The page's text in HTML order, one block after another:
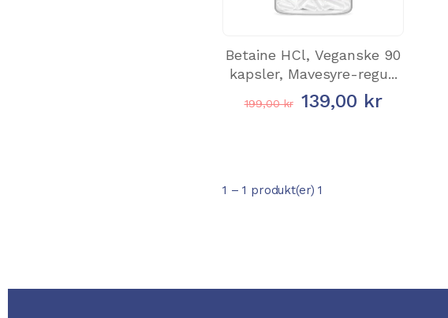
Betaine HCl, Veganske 90
kapsler, Mavesyre-regu...
199,00 kr 139,00 kr
1 – 1 produkt(er) 1